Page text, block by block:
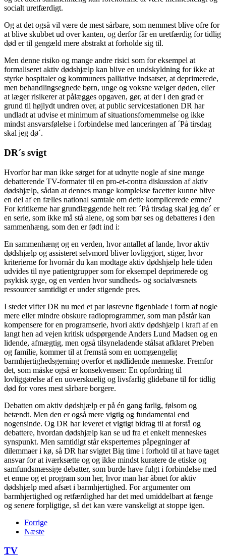
socialt uretfærdigt.
Og at det også vil være de mest sårbare, som nemmest blive ofre for
at blive skubbet ud over kanten, og derfor får en uretfærdig for tidlig
død er til gengæld mere abstrakt at forholde sig til.
Men denne risiko og mange andre risici som for eksempel at
formaliseret aktiv dødshjælp kan blive en undskyldning for ikke at
styrke hospitaler og kommuners palliative indsatser, at deprimerede,
men behandlingsegnede børn, unge og voksne vælger døden, eller
at læger risikerer at pålægges opgaven, gør, at der i den grad er
grund til højlydt undren over, at public servicestationen DR har
undladt at udvise et minimum af situationsfornemmelse og ikke
mindst ansvarsfølelse i forbindelse med lanceringen af ´På tirsdag
skal jeg dø´.
DR´s svigt
Hvorfor har man ikke sørget for at udnytte nogle af sine mange
debatterende TV-formater til en pro-et-contra diskussion af aktiv
dødshjælp, sådan at dennes mange komplekse facetter kunne blive
en del af en fælles national samtale om dette komplicerede emne?
For kritikerne har grundlæggende helt ret: ´På tirsdag skal jeg dø´ er
en serie, som ikke må stå alene, og som bør ses og debatteres i den
sammenhæng, som den er født ind i:
En sammenhæng og en verden, hvor antallet af lande, hvor aktiv
dødshjælp og assisteret selvmord bliver lovliggjort, stiger, hvor
kriterierne for hvornår du kan modtage aktiv dødshjælp hele tiden
udvides til nye patientgrupper som for eksempel deprimerede og
psykisk syge, og en verden hvor sundheds- og socialvæsnets
ressourcer samtidigt er under stigende pres.
I stedet vifter DR nu med et par løsrevne figenblade i form af nogle
mere eller mindre obskure radioprogrammer, som man påstår kan
kompensere for en programserie, hvori aktiv dødshjælp i kraft af en
langt hen ad vejen kritisk udspørgende Anders Lund Madsen og en
lidende, afmægtig, men også tilsyneladende stålsat afklaret Preben
og familie, kommer til at fremstå som en uomgængelig
barmhjertighedsgerning overfor et nødlidende menneske. Fremfor
det, som måske også er konsekvensen: En opfordring til
lovliggørelse af en uoverskuelig og livsfarlig glidebane til for tidlig
død for vores mest sårbare borgere.
Debatten om aktiv dødshjælp er på én gang farlig, følsom og
betændt. Men den er også mere vigtig og fundamental end
nogensinde. Og DR har leveret et vigtigt bidrag til at forstå og
debattere, hvordan dødshjælp kan se ud fra et enkelt menneskes
synspunkt. Men samtidigt står eksperternes påpegninger af
dilemmaer i kø, så DR har svigtet Big time i forhold til at have taget
ansvar for at iværksætte og og ikke mindst kuratere de etiske og
samfundsmæssige debatter, som burde have fulgt i forbindelse med
et emne og et program som her, hvor man har åbnet for aktiv
dødshjælp med afsæt i barmhjertighed. For argumenter om
barmhjertighed og retfærdighed har det med umiddelbart at fænge
og senere forpligtige, så det kan være vanskeligt at stoppe igen.
Forrige
Næste
TV